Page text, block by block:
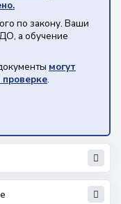
по закону. Ваши
а обучение
могут
.